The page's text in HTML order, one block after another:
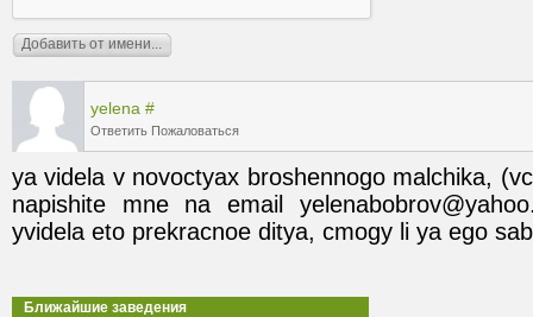
yelena #
Ответить Пожаловаться
ya videla v novoctyax broshennogo malchika,
napishite mne na email
yvidela eto prekracnoe ditya, cmogy li ya ego
Ближайшие заведения